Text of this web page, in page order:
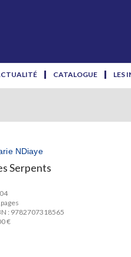
CATALOGUE LES
NDiaye
Serpents
: 9782707318565
€